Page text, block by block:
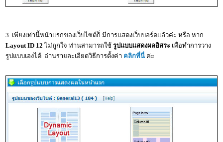
3. เพียงเท่านี้หน้าแรกของเว็บไซต์ก็ มีการแสดงเว็บบอร์ดแล้วค่ะ หรือ หาก
Layout ID 12 ไม่ถูกใจ ท่านสามารถใช้รูปแบบแสดงผลอิสระ เพื่อทำการวาง
รูปแบบเองได้ อ่านรายละเอียดวิธีการตั้งค่า คลิกที่นี่ ค่ะ